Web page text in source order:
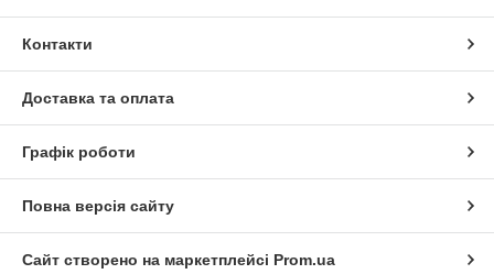
Контакти
Доставка та оплата
Графік роботи
Повна версія сайту
Сайт створено на маркетплейсі Prom.ua